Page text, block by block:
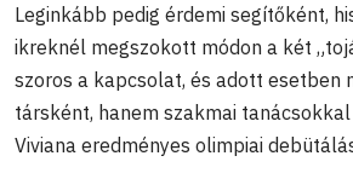
Leginkább pedig érdemi segítőként,
ikreknél megszokott módon a két
szoros a kapcsolat, és adott esetben
társként, hanem szakmai
Viviana eredményes olimpiai